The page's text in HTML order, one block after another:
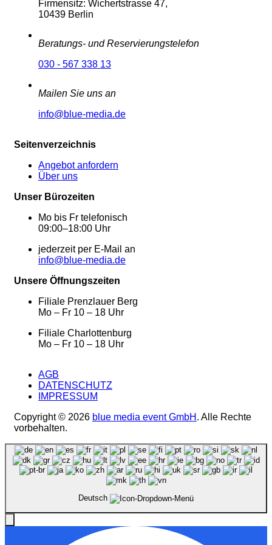
Firmensitz: Wichertstrasse 47,
10439 Berlin
Beratungs- und Reservierungstelefon
030 - 567 338 13
Mailen Sie uns an
info@blue-media.de
Seitenverzeichnis
Angebot anfordern
Über uns
Unser Bürozeiten
Mo bis Fr telefonisch
09:00–18:00 Uhr
jederzeit per E-Mail an
info@blue-media.de
Unsere Öffnungszeiten
Filiale Prenzlauer Berg
Mo – Fr 10 – 18 Uhr
Filiale Charlottenburg
Mo – Fr 10 – 18 Uhr
AGB
DATENSCHUTZ
IMPRESSUM
Copyright © 2026 blue media event GmbH . Alle Rechte
vorbehalten.
Deutsch